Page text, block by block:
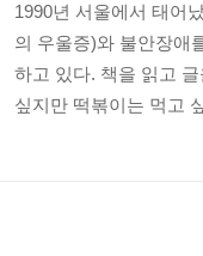
1990년 서울에서 태어
의 우울증)와 불안장애
하고 있다. 책을 읽고
싶지만 떡볶이는 먹고